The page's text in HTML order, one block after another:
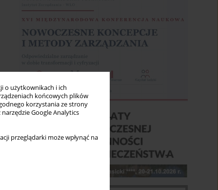
o użytkownikach i ich
końcowych plików
korzystania ze strony
Google Analytics
przeglądarki może wpłynąć na